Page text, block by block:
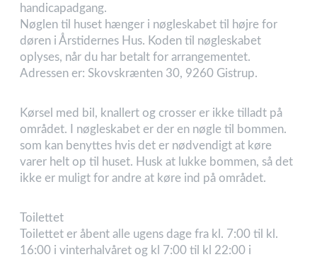
handicapadgang.
Nøglen til huset hænger i nøgleskabet til højre for
døren i Årstidernes Hus. Koden til nøgleskabet
oplyses, når du har betalt for arrangementet.
Adressen er: Skovskrænten 30, 9260 Gistrup.
Kørsel med bil, knallert og crosser er ikke tilladt på
området. I nøgleskabet er der en nøgle til bommen.
som kan benyttes hvis det er nødvendigt at køre
varer helt op til huset. Husk at lukke bommen, så det
ikke er muligt for andre at køre ind på området.
Toilettet
Toilettet er åbent alle ugens dage fra kl. 7:00 til kl.
16:00 i vinterhalvåret og kl 7:00 til kl 22:00 i